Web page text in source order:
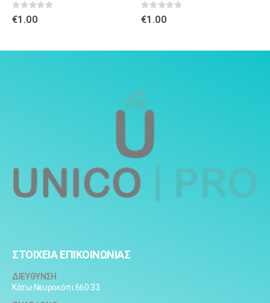
0out of 5
€1.00 0out of 5
€1.00
ΣΤΟΙΧΕΙΑ ΕΠΙΚΟΙΝΩΝΙΑΣ
ΔΙΕΥΘΥΝΣΗ
Κάτω Νευροκόπι 660 33